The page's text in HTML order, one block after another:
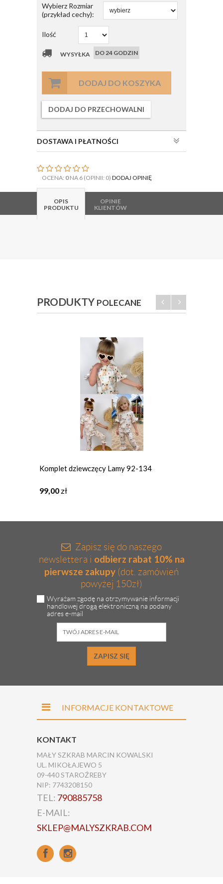
Wybierz Rozmiar
(przykład cechy):
Ilość
WYSYŁKA DO 24 GODZIN
DODAJ DO KOSZYKA
DODAJ DO PRZECHOWALNI
DOSTAWA I PŁATNOŚCI
OCENA: 0NA 6 (OPINII: 0) DODAJ OPINIĘ
OPIS
PRODUKTU
OPINIE
KLIENTÓW
PRODUKTY POLECANE
Komplet dziewczęcy Lamy 92-134
99,00 zł
Zapisz się do naszego
newslettera i odbierz rabat 10% na
pierwsze zakupy (dot. zamówień
powyżej 150zł)
Wyrażam zgodę na otrzymywanie informacji
handlowej drogą elektroniczną na podany
adres e-mail
ZAPISZ SIĘ
INFORMACJE KONTAKTOWE
KONTAKT
MAŁY SZKRAB MARCIN KOWALSKI
UL. MIKOŁAJEWO 5
09-440 STAROŹREBY
NIP: 7743208150
TEL: 790885758
E-MAIL:
SKLEP@MALYSZKRAB.COM